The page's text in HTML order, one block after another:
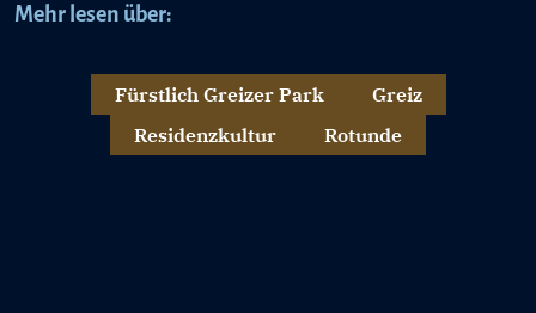
Mehr lesen über:
Fürstlich Greizer Park
Greiz
Residenzkultur
Rotunde